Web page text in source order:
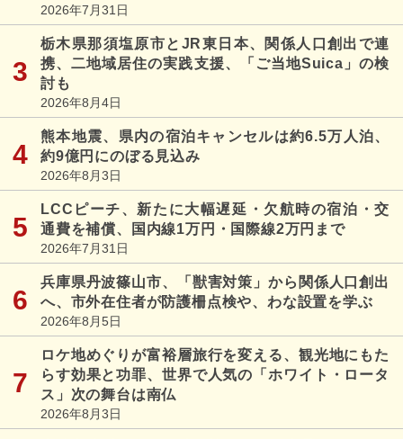
2026年7月31日
栃木県那須塩原市とJR東日本、関係人口創出で連
携、二地域居住の実践支援、「ご当地Suica」の検
討も
2026年8月4日
熊本地震、県内の宿泊キャンセルは約6.5万人泊、
約9億円にのぼる見込み
2026年8月3日
LCCピーチ、新たに大幅遅延・欠航時の宿泊・交
通費を補償、国内線1万円・国際線2万円まで
2026年7月31日
兵庫県丹波篠山市、「獣害対策」から関係人口創出
へ、市外在住者が防護柵点検や、わな設置を学ぶ
2026年8月5日
ロケ地めぐりが富裕層旅行を変える、観光地にもた
らす効果と功罪、世界で人気の「ホワイト・ロータ
ス」次の舞台は南仏
2026年8月3日